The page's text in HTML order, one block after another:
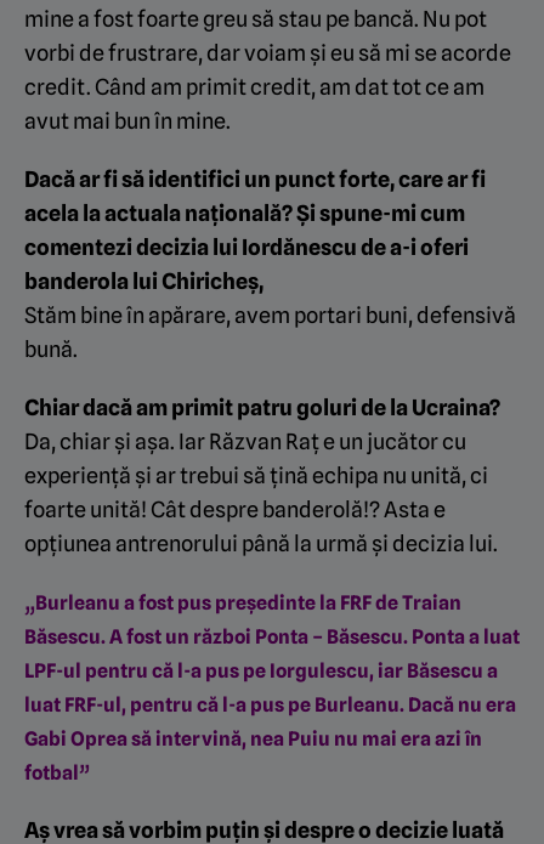
mine a fost foarte greu să stau pe bancă. Nu pot
vorbi de frustrare, dar voiam și eu să mi se acorde
credit. Când am primit credit, am dat tot ce am
avut mai bun în mine.
Dacă ar fi să identifici un punct forte, care ar fi
acela la actuala națională? Și spune-mi cum
comentezi decizia lui Iordănescu de a-i oferi
banderola lui Chiricheș,
Stăm bine în apărare, avem portari buni, defensivă
bună.
Chiar dacă am primit patru goluri de la Ucraina?
Da, chiar și așa. Iar Răzvan Raț e un jucător cu
experiență și ar trebui să țină echipa nu unită, ci
foarte unită! Cât despre banderolă!? Asta e
opțiunea antrenorului până la urmă și decizia lui.
„Burleanu a fost pus președinte la FRF de Traian
Băsescu. A fost un război Ponta – Băsescu. Ponta a luat
LPF-ul pentru că l-a pus pe Iorgulescu, iar Băsescu a
luat FRF-ul, pentru că l-a pus pe Burleanu. Dacă nu era
Gabi Oprea să intervină, nea Puiu nu mai era azi în
fotbal”
Aș vrea să vorbim puțin și despre o decizie luată